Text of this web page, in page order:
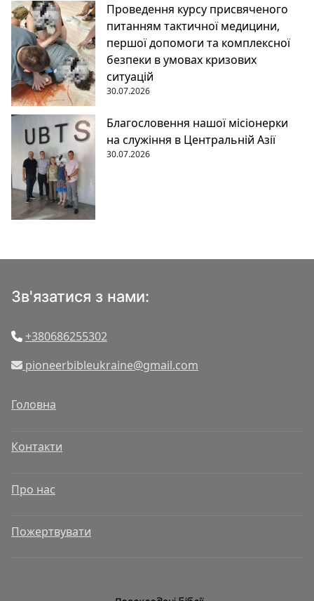
Проведення курсу присвяченого
питанням тактичної медицини,
першої допомоги та комплексної
безпеки в умовах кризових
ситуацій
30.07.2026
Благословення нашої місіонерки
на служіння в Центральній Азії
30.07.2026
Зв'язатися з нами:
+380686255302
pioneerbibleukraine@gmail.com
Головна
Контакти
Про нас
Пожертвувати